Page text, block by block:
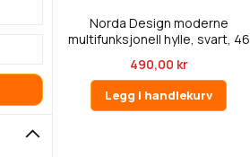
Norda Design moderne
multifunksjonell hylle, svart, 46
490,00 kr
Legg i handlekurv